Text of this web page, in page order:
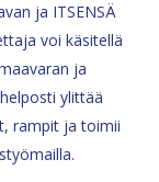
ja ITSENSÄ
voi käsitellä
ja
ylittää
rampit ja toimii